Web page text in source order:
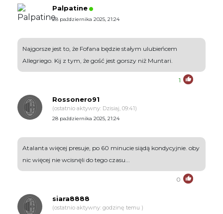
Palpatine
28 października 2025, 21:24
Najgorsze jest to, że Fofana będzie stałym ulubieńcem
Allegriego. Kij z tym, że gość jest gorszy niż Muntari.
1
Rossonero91
(ostatnio aktywny: Dzisiaj, 09:41)
28 października 2025, 21:24
Atalanta więcej presuje, po 60 minucie siądą kondycyjnie. oby
nic więcej nie wcisnęli do tego czasu...
0
siara8888
(ostatnio aktywny: godzinę temu )